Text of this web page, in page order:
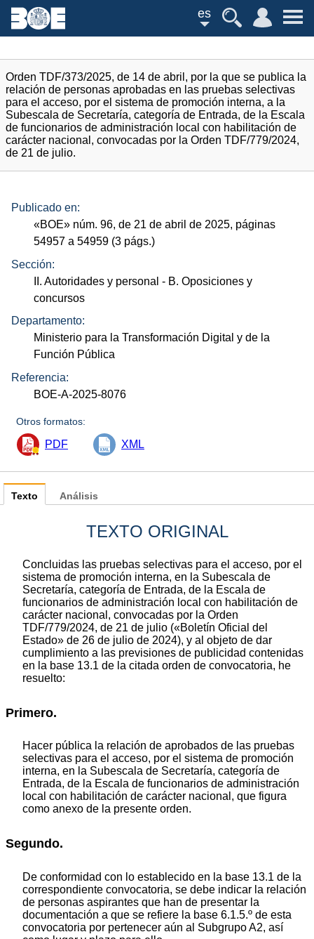
es
Orden TDF/373/2025, de 14 de abril, por la que se publica la
relación de personas aprobadas en las pruebas selectivas
para el acceso, por el sistema de promoción interna, a la
Subescala de Secretaría, categoría de Entrada, de la Escala
de funcionarios de administración local con habilitación de
carácter nacional, convocadas por la Orden TDF/779/2024,
de 21 de julio.
Publicado en:
«BOE» núm. 96, de 21 de abril de 2025, páginas
54957 a 54959 (3 págs.)
Sección:
II. Autoridades y personal - B. Oposiciones y
concursos
Departamento:
Ministerio para la Transformación Digital y de la
Función Pública
Referencia:
BOE-A-2025-8076
Otros formatos:
PDF XML
Texto
TEXTO ORIGINAL
Concluidas las pruebas selectivas para el acceso, por el
sistema de promoción interna, en la Subescala de
Secretaría, categoría de Entrada, de la Escala de
funcionarios de administración local con habilitación de
carácter nacional, convocadas por la Orden
TDF/779/2024, de 21 de julio («Boletín Oficial del
Estado» de 26 de julio de 2024), y al objeto de dar
cumplimiento a las previsiones de publicidad contenidas
en la base 13.1 de la citada orden de convocatoria, he
resuelto:
Primero.
Hacer pública la relación de aprobados de las pruebas
selectivas para el acceso, por el sistema de promoción
interna, en la Subescala de Secretaría, categoría de
Entrada, de la Escala de funcionarios de administración
local con habilitación de carácter nacional, que figura
como anexo de la presente orden.
Segundo.
De conformidad con lo establecido en la base 13.1 de la
correspondiente convocatoria, se debe indicar la relación
de personas aspirantes que han de presentar la
documentación a que se refiere la base 6.1.5.º de esta
convocatoria por pertenecer aún al Subgrupo A2, así
Análisis